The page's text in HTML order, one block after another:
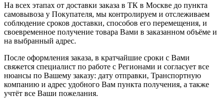
На всех этапах от доставки заказа в ТК в Москве до пункта
самовывоза у Покупателя, мы контролируем и отслеживаем
соблюдение сроков доставки, способов его перемещения, и
своевременное получение товара Вами в заказанном объёме и
на выбранный адрес.
После оформления заказа, в кратчайшие сроки с Вами
свяжется специалист по работе с Регионами и согласует все
нюансы по Вашему заказу: дату отправки, Транспортную
компанию и адрес удобного Вам пункта получения, а также
учтёт все Ваши пожелания.